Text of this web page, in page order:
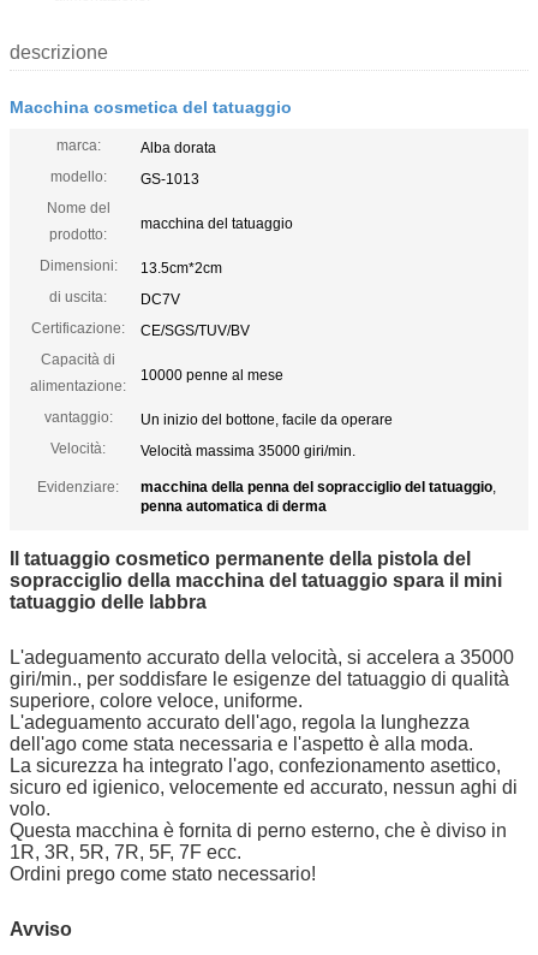
descrizione
Macchina cosmetica del tatuaggio
marca:
Alba dorata
modello:
GS-1013
Nome del
prodotto:
macchina del tatuaggio
Dimensioni:
13.5cm*2cm
di uscita:
DC7V
Certificazione:
CE/SGS/TUV/BV
Capacità di
alimentazione:
10000 penne al mese
vantaggio:
Un inizio del bottone, facile da operare
Velocità:
Velocità massima 35000 giri/min.
Evidenziare: macchina della penna del sopracciglio del tatuaggio,
penna automatica di derma
Il tatuaggio cosmetico permanente della pistola del
sopracciglio della macchina del tatuaggio spara il mini
tatuaggio delle labbra
L'adeguamento accurato della velocità, si accelera a 35000
giri/min., per soddisfare le esigenze del tatuaggio di qualità
superiore, colore veloce, uniforme.
L'adeguamento accurato dell'ago, regola la lunghezza
dell'ago come stata necessaria e l'aspetto è alla moda.
La sicurezza ha integrato l'ago, confezionamento asettico,
sicuro ed igienico, velocemente ed accurato, nessun aghi di
volo.
Questa macchina è fornita di perno esterno, che è diviso in
1R, 3R, 5R, 7R, 5F, 7F ecc.
Ordini prego come stato necessario!
Avviso